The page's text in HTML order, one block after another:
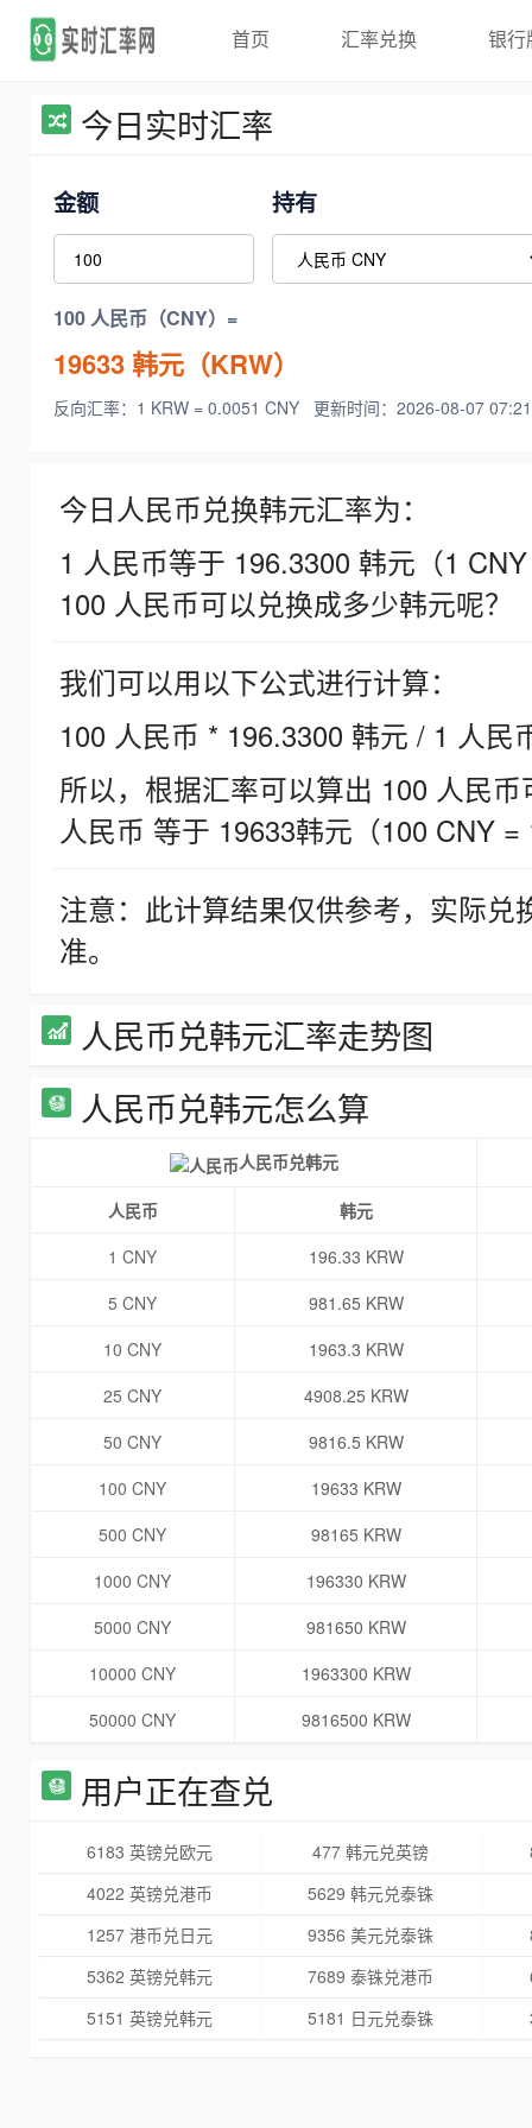
首页 汇率兑换 银行
今日实时汇率
金额 持有
100 人民币（CNY）=
19633韩元（KRW）
反向汇率：1 KRW = 0.0051 CNY 更新时间：2026-08-07
今日人民币兑换韩元汇率为：
1 人民币等于 196.3300 韩元（1
100 人民币可以兑换成多少韩元呢？
我们可以用以下公式进行计算：
100 人民币 * 196.3300 韩元 / 1 人民
所以，根据汇率可以算出 100 人民
人民币 等于 19633韩元（100 CNY =
注意：此计算结果仅供参考，实际
准。
人民币兑韩元汇率走势图
人民币兑韩元怎么算
人民币兑韩元
人民币
韩元
1 CNY
196.33 KRW
5 CNY
981.65 KRW
10 CNY
1963.3 KRW
25 CNY
4908.25 KRW
50 CNY
9816.5 KRW
100 CNY
19633 KRW
500 CNY
98165 KRW
1000 CNY
196330 KRW
5000 CNY
981650 KRW
10000 CNY
1963300 KRW
50000 CNY
9816500 KRW
用户正在查兑
6183 英镑兑欧元 477 韩元兑英镑
4022 英镑兑港币
5629 韩元兑泰铢
1257 港币兑日元
9356 美元兑泰铢
5362 英镑兑韩元
7689 泰铢兑港币
5151 英镑兑韩元
5181 日元兑泰铢